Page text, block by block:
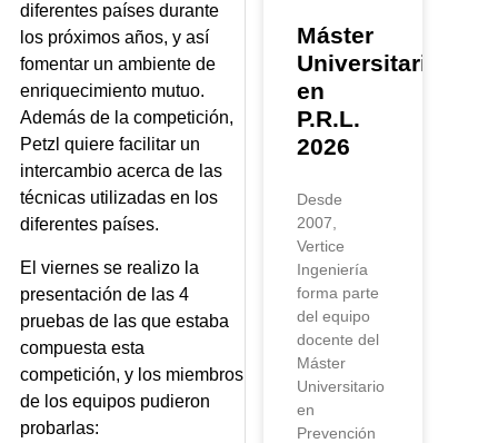
diferentes países durante
los próximos años, y así
fomentar un ambiente de
enriquecimiento mutuo.
Además de la competición,
Petzl quiere facilitar un
intercambio acerca de las
técnicas utilizadas en los
diferentes países.
El viernes se realizo la
presentación de las 4
pruebas de las que estaba
compuesta esta
competición, y los miembros
de los equipos pudieron
probarlas:
Máster
Universitario
en
P.R.L.
2026
Desde
2007,
Vertice
Ingeniería
forma parte
del equipo
docente del
Máster
Universitario
en
Prevención